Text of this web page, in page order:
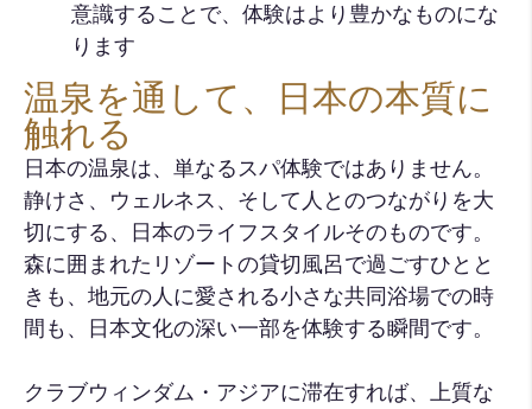
意識することで、体験はより豊かなものにな
ります
温泉を通して、日本の本質に
触れる
日本の温泉は、単なるスパ体験ではありません。
静けさ、ウェルネス、そして人とのつながりを大
切にする、日本のライフスタイルそのものです。
森に囲まれたリゾートの貸切風呂で過ごすひとと
きも、地元の人に愛される小さな共同浴場での時
間も、日本文化の深い一部を体験する瞬間です。
クラブウィンダム・アジアに滞在すれば、上質な